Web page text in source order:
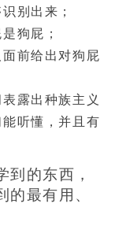
别出来；
狗屁；
前给出对狗屁
露出种族主义
听懂，并且有
的东西，
最有用、